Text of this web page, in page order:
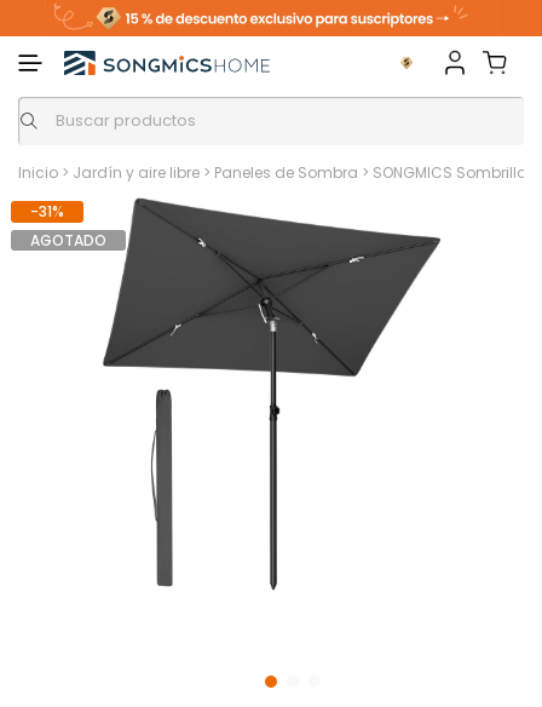
Inicio > Jardín y aire libre > Paneles de Sombra > SONGMICS Sombrilla
-31%
AGOTADO